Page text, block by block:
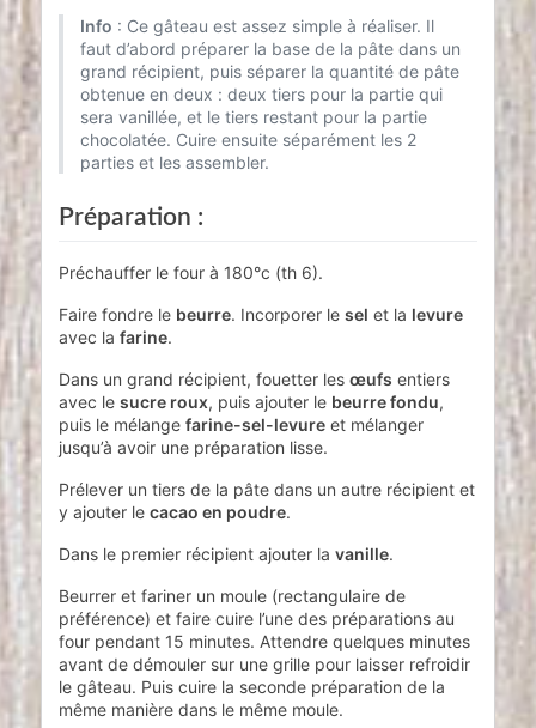
Info : Ce gâteau est assez simple à réaliser. Il
faut d’abord préparer la base de la pâte dans un
grand récipient, puis séparer la quantité de pâte
obtenue en deux : deux tiers pour la partie qui
sera vanillée, et le tiers restant pour la partie
chocolatée. Cuire ensuite séparément les 2
parties et les assembler.
Préparation :
Préchauffer le four à 180°c (th 6).
Faire fondre le beurre. Incorporer le sel et la levure
avec la farine.
Dans un grand récipient, fouetter les œufs entiers
avec le sucre roux, puis ajouter le beurre fondu,
puis le mélange farine-sel-levure et mélanger
jusqu’à avoir une préparation lisse.
Prélever un tiers de la pâte dans un autre récipient et
y ajouter le cacao en poudre.
Dans le premier récipient ajouter la vanille.
Beurrer et fariner un moule (rectangulaire de
préférence) et faire cuire l’une des préparations au
four pendant 15 minutes. Attendre quelques minutes
avant de démouler sur une grille pour laisser refroidir
le gâteau. Puis cuire la seconde préparation de la
même manière dans le même moule.